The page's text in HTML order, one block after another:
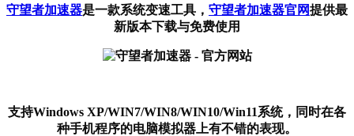
守望者加速器是一款系统变速工具 ， 守望者加速器官网提供最
新版本下载与免费使用
支持Windows XP/WIN7/WIN8/WIN10/Win11系统，同时在各
种手机程序的电脑模拟器上有不错的表现。